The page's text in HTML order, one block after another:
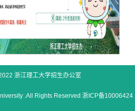
浙江理工大学招生办公室
.All Rights Reserved 浙ICP备10006424